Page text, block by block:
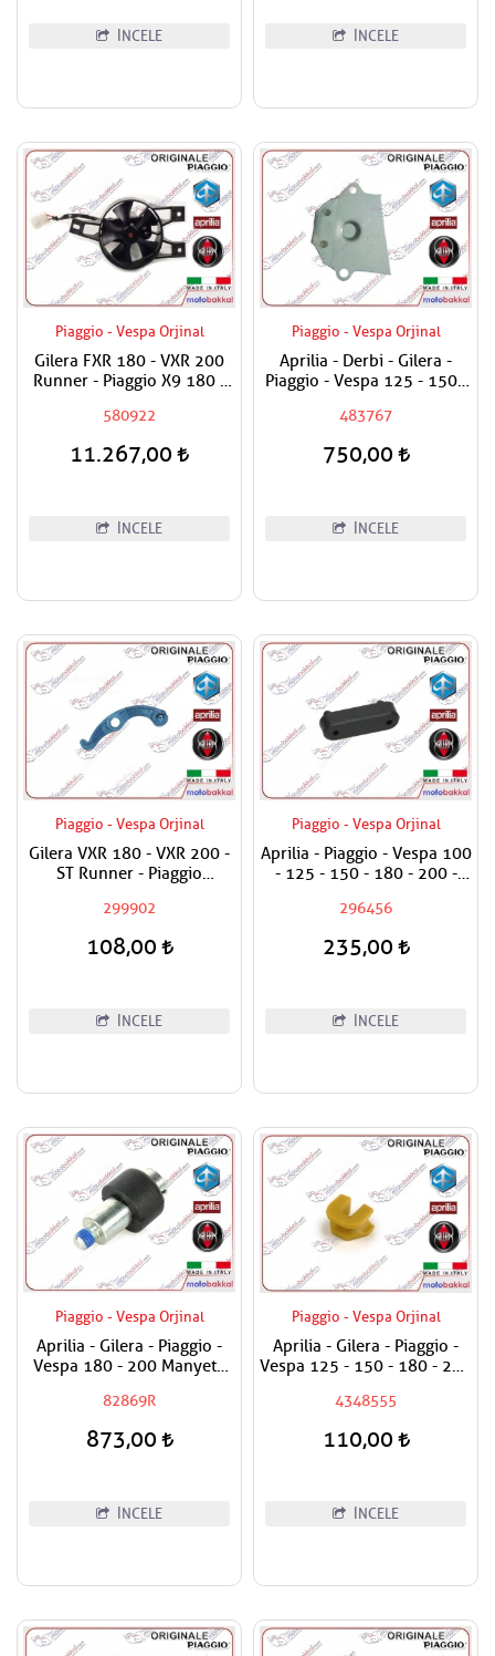
İNCELE İNCELE
Piaggio - Vespa Orjinal
Gilera FXR 180 - VXR 200
Runner - Piaggio X9 180 -
Komple / Fan Motoru
Komple
580922
11.267,00
İNCELE
Piaggio - Vespa Orjinal
Aprilia - Derbi - Gilera -
Piaggio - Vespa 125 - 150 -
Pompasını Tutan Levha
483767
750,00
İNCELE
Piaggio - Vespa Orjinal
Gilera VXR 180 - VXR 200 -
ST Runner - Piaggio
Mandalı / Koltuk Açma
Mandalı
299902
108,00
İNCELE
Piaggio - Vespa Orjinal
Aprilia - Piaggio - Vespa 100
- 125 - 150 - 180 - 200 -
Sele Altı Takozu / Uzun Tip /
296456
235,00
İNCELE
Piaggio - Vespa Orjinal
Aprilia - Gilera - Piaggio -
Vespa 180 - 200 Manyeto
Lastiği Vidası - Adet Fiyatıdır
82869R
873,00
İNCELE
Piaggio - Vespa Orjinal
Aprilia - Gilera - Piaggio -
Vespa 125 - 150 - 180 - 200
Fiyatıdır.
4348555
110,00
İNCELE